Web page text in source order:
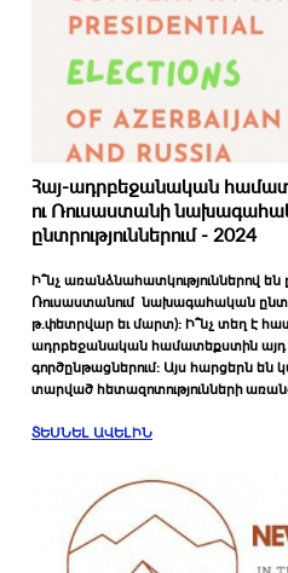
Հայ-ադրբեջանական
ու Ռուսաստանի
ընտրություններում - 2024
Ի՞նչ առանձնահատկություններով են
Ռուսաստանում նախագահական
թ.փետրվար եւ մարտ)։ Ի՞նչ տեղ է
ադրբեջանական համատեքստին
գործընթացներում։ Այս հարցերն են
տարված հետազոտությունների
ՏԵՍՆԵԼ ԱՎԵԼԻՆ